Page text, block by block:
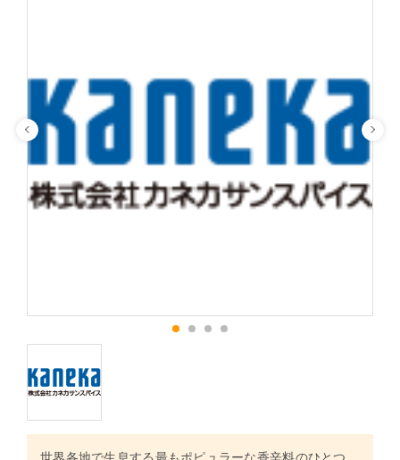
Previous
世界各地で生息する最もポピュラーな香辛料のひとつ